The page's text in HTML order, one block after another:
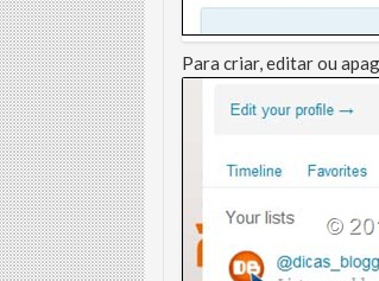
Para criar, editar ou